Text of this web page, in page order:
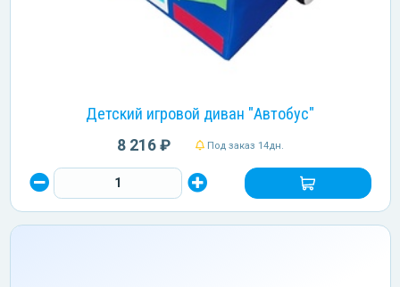
Детский игровой диван "Автобус"
8 216 ₽ Под заказ 14дн.